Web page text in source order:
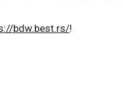
bdw.best.rs/!